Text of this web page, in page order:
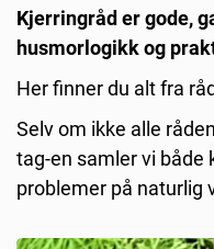
Kjerringråd er gode,
husmorlogikk og
Her finner du alt fra
Selv om ikke alle
tag-en samler vi både
problemer på naturlig